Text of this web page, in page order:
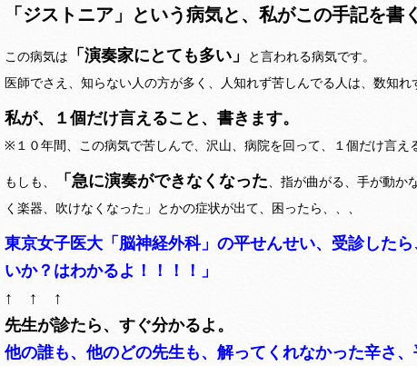
「ジストニア」という病気と、私がこの手記を書
この病気は 「演奏家にとても多い」
と言われる病気です。
医師でさえ、知らない人の方が多く、人知れず苦しんでる人は、数知れ
私が、１個だけ言えること、書きます。
※１０年間、この病気で苦しんで、沢山、病院を回って、１個だけ言え
もしも、 「急に演奏ができなくなった 、指が曲がる、手が動
く楽器、吹けなくなった」とかの症状が出て、困ったら、、、
東京女子医大「脳神経外科」の平せんせい、受診した
いか？はわかるよ！！！！」
↑ ↑ ↑
先生が診たら、すぐ分かるよ。
他の誰も、他のどの先生も、解ってくれなかった辛さ